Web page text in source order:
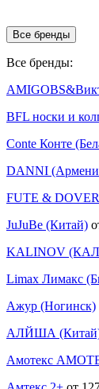
Все бренды
Все бренды:
BFL носки и
Conte Конте
DANNI
FUTE &
JuJuBe (Китай)
KALINOV
Limax Лимакс
Ажур (Ногинск)
АЛЙША
Амотекс